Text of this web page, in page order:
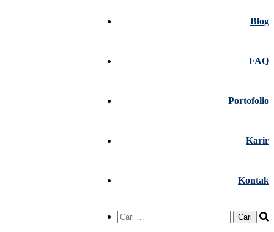
Blog
FAQ
Portofolio
Karir
Kontak
Cari
untuk: